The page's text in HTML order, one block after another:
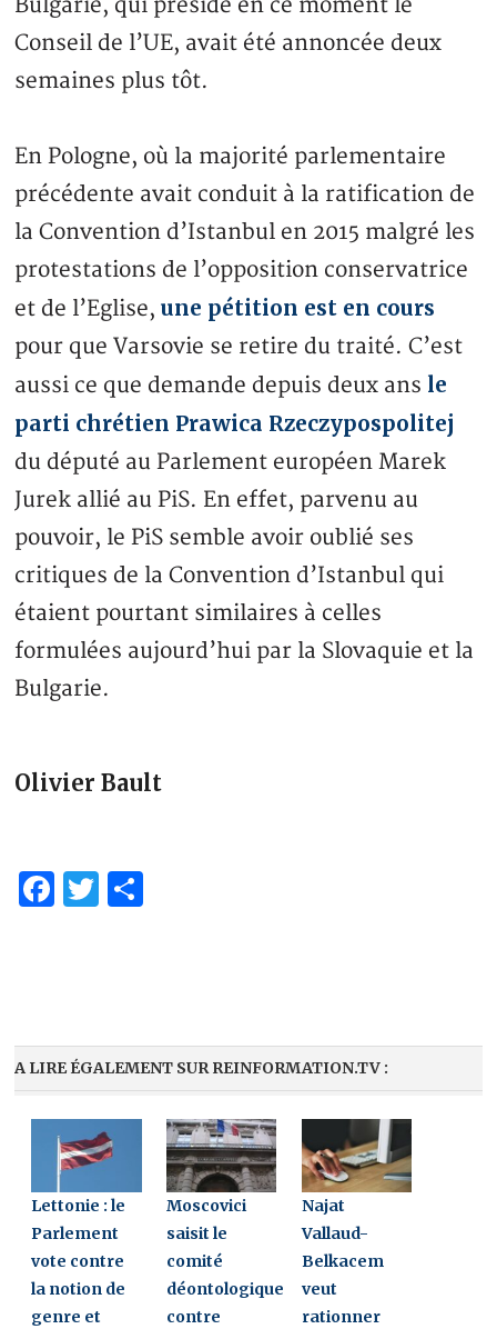
Bulgarie, qui préside en ce moment le
Conseil de l’UE, avait été annoncée deux
semaines plus tôt.
En Pologne, où la majorité parlementaire
précédente avait conduit à la ratification de
la Convention d’Istanbul en 2015 malgré les
protestations de l’opposition conservatrice
et de l’Eglise,une pétition est en cours
pour que Varsovie se retire du traité. C’est
aussi ce que demande depuis deux ans le
parti chrétien Prawica Rzeczypospolitej
du député au Parlement européen Marek
Jurek allié au PiS. En effet, parvenu au
pouvoir, le PiS semble avoir oublié ses
critiques de la Convention d’Istanbul qui
étaient pourtant similaires à celles
formulées aujourd’hui par la Slovaquie et la
Bulgarie.
Olivier Bault
Facebook
Twitter
A LIRE ÉGALEMENT SUR REINFORMATION.TV :
Lettonie : le
Parlement
vote contre
la notion de
genre et
Moscovici
saisit le
comité
déontologique
contre
Najat
Vallaud-
Belkacem
veut
rationner